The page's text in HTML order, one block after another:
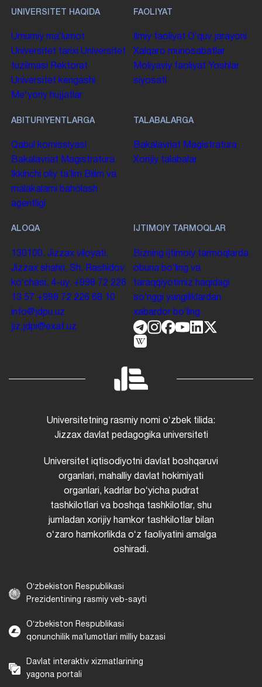
UNIVERSITET HAQIDA
Umumiy maʼlumot
Universitet tarixi Universitet
tuzilmasi
Rektorat
Universitet kengashi
Me'yoriy hujjatlar
FAOLIYAT
Ilmiy faoliyat Oʻquv jarayoni
Xalqaro munosabatlar
Moliyaviy faoliyat Yoshlar
siyosati
ABITURIYENTLARGA
Qabul komissiyasi
Bakalavriat Magistratura
Ikkinchi oliy taʼlim Bilim va
malakalarni baholash
agentligi
TALABALARGA
Bakalavriat Magistratura
Xorijiy talabalar
ALOQA
130100. Jizzax viloyati,
Jizzax shahri, Sh. Rashidov
koʻchasi, 4-uy. +998 72 226
13 57 +998 72 226 68 10
info@jdpu.uz
jiz.jdpi@exat.uz
IJTIMOIY TARMOQLAR
Bizning ijtimoiy tarmoqlarda
obuna boʻling va
taraqqiyotimiz haqidagi
soʻnggi yangiliklardan
xabardor boʻling.
Universitetning rasmiy nomi oʻzbek tilida:
Jizzax davlat pedagogika universiteti
Universitet iqtisodiyotni davlat boshqaruvi
organlari, mahalliy davlat hokimiyati
organlari, kadrlar boʻyicha pudrat
tashkilotlari va boshqa tashkilotlar, shu
jumladan xorijiy hamkor tashkilotlar bilan
oʻzaro hamkorlikda oʻz faoliyatini amalga
oshiradi.
Oʻzbekiston Respublikasi
Prezidentining rasmiy veb-sayti
Oʻzbekiston Respublikasi
qonunchilik maʼlumotlari milliy bazasi
Davlat interaktiv xizmatlarining
yagona portali